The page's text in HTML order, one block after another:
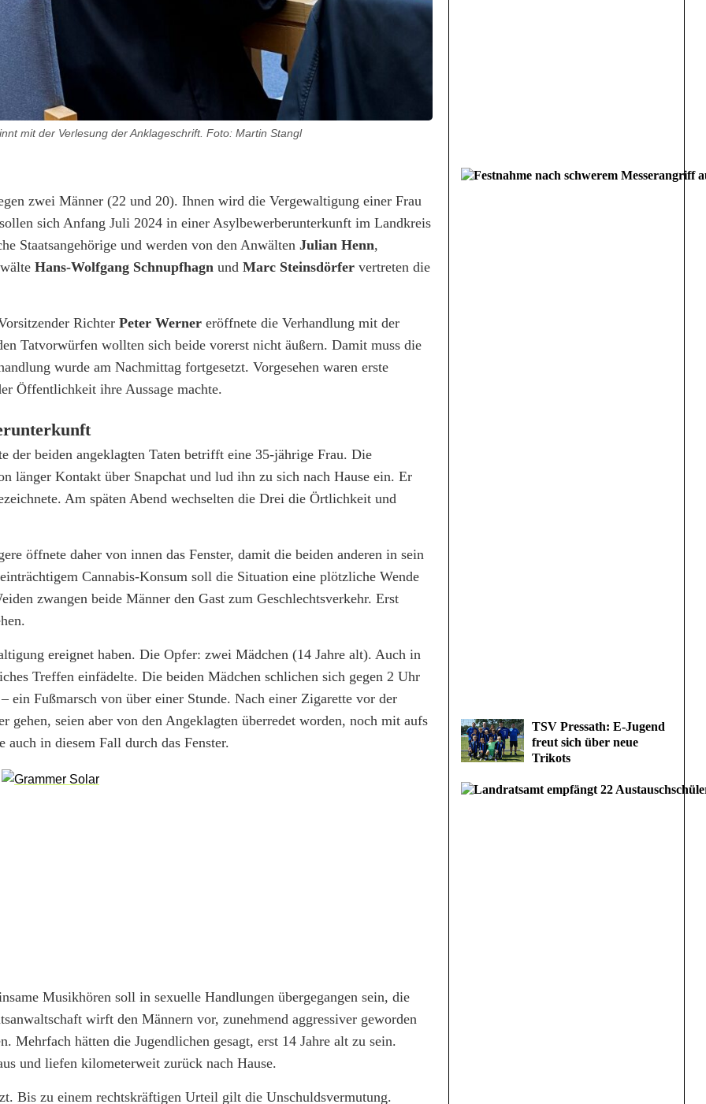
mit der Verlesung der Anklageschrift. Foto: Martin Stangl
zwei Männer (22 und 20). Ihnen wird die Vergewaltigung einer Frau
sich Anfang Juli 2024 in einer Asylbewerberunterkunft im Landkreis
Staatsangehörige und werden von den Anwälten Julian Henn,
Hans-Wolfgang Schnupfhagn und Marc Steinsdörfer vertreten die
Richter Peter Werner eröffnete die Verhandlung mit der
Tatvorwürfen wollten sich beide vorerst nicht äußern. Damit muss die
wurde am Nachmittag fortgesetzt. Vorgesehen waren erste
Öffentlichkeit ihre Aussage machte.
der beiden angeklagten Taten betrifft eine 35-jährige Frau. Die
länger Kontakt über Snapchat und lud ihn zu sich nach Hause ein. Er
Am späten Abend wechselten die Drei die Örtlichkeit und
öffnete daher von innen das Fenster, damit die beiden anderen in sein
Cannabis-Konsum soll die Situation eine plötzliche Wende
zwangen beide Männer den Gast zum Geschlechtsverkehr. Erst
ereignet haben. Die Opfer: zwei Mädchen (14 Jahre alt). Auch in
Treffen einfädelte. Die beiden Mädchen schlichen sich gegen 2 Uhr
ein Fußmarsch von über einer Stunde. Nach einer Zigarette vor der
seien aber von den Angeklagten überredet worden, noch mit aufs
in diesem Fall durch das Fenster.
Musikhören soll in sexuelle Handlungen übergegangen sein, die
wirft den Männern vor, zunehmend aggressiver geworden
Mehrfach hätten die Jugendlichen gesagt, erst 14 Jahre alt zu sein.
und liefen kilometerweit zurück nach Hause.
Bis zu einem rechtskräftigen Urteil gilt die Unschuldsvermutung.
TSV Pressath: E-Jugend
freut sich über neue
Trikots